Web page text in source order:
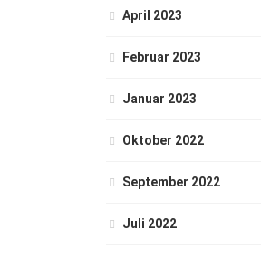
April 2023
Februar 2023
Januar 2023
Oktober 2022
September 2022
Juli 2022